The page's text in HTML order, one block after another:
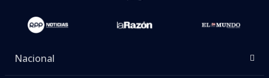
Nacional